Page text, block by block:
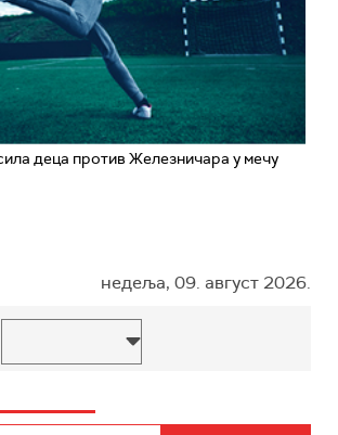
деца против Железничара у мечу
недеља, 09. август 2026.